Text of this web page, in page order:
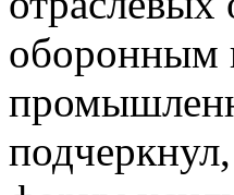
оборонным